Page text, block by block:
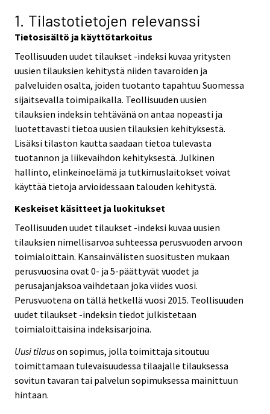
1. Tilastotietojen relevanssi
Tietosisältö ja käyttötarkoitus
Teollisuuden uudet tilaukset -indeksi kuvaa yritysten
uusien tilauksien kehitystä niiden tavaroiden ja
palveluiden osalta, joiden tuotanto tapahtuu Suomessa
sijaitsevalla toimipaikalla. Teollisuuden uusien
tilauksien indeksin tehtävänä on antaa nopeasti ja
luotettavasti tietoa uusien tilauksien kehityksestä.
Lisäksi tilaston kautta saadaan tietoa tulevasta
tuotannon ja liikevaihdon kehityksestä. Julkinen
hallinto, elinkeinoelämä ja tutkimuslaitokset voivat
käyttää tietoja arvioidessaan talouden kehitystä.
Keskeiset käsitteet ja luokitukset
Teollisuuden uudet tilaukset -indeksi kuvaa uusien
tilauksien nimellisarvoa suhteessa perusvuoden arvoon
toimialoittain. Kansainvälisten suositusten mukaan
perusvuosina ovat 0- ja 5-päättyvät vuodet ja
perusajanjaksoa vaihdetaan joka viides vuosi.
Perusvuotena on tällä hetkellä vuosi 2015. Teollisuuden
uudet tilaukset -indeksin tiedot julkistetaan
toimialoittaisina indeksisarjoina.
Uusi tilauson sopimus, jolla toimittaja sitoutuu
toimittamaan tulevaisuudessa tilaajalle tilauksessa
sovitun tavaran tai palvelun sopimuksessa mainittuun
hintaan.